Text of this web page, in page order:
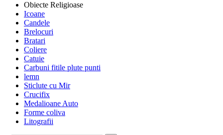
Obiecte Religioase
Icoane
Candele
Brelocuri
Bratari
Coliere
Catuie
Carbuni fitile plute punti
lemn
Sticlute cu Mir
Crucifix
Medalioane Auto
Forme coliva
Litografii